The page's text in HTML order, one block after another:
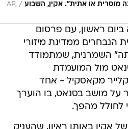
מוסרית או אתית". אקין, השבוע /
AP,
ראשון, עם פרסום
הנבחרים ממדינת מיזורי
השמרנית, שמתמודד
מול המועמדת
מקאסקיל - אחד
על מושב בסנאט, בו הוערך
לחולל מהפך.